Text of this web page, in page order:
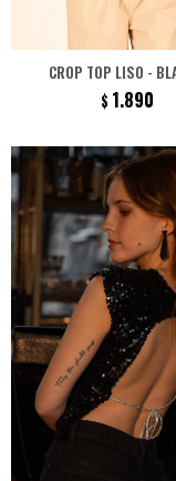
CROP TOP LISO -
$ 1.890